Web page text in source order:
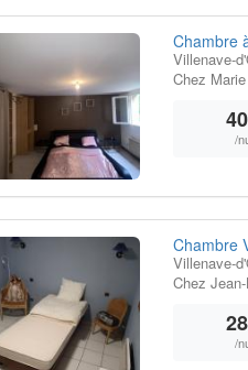
Chambre
Villenave-
Chez Marie
/
Chambre
Villenave-
Chez
/